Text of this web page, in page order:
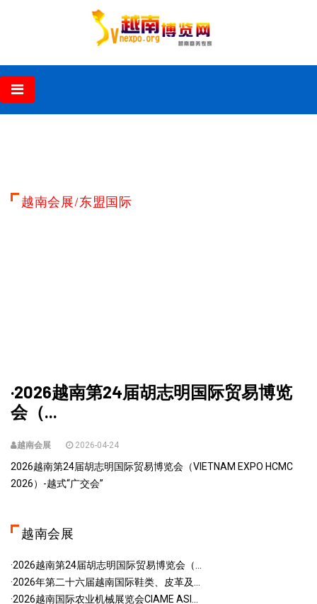
越南会展/东盟国际
·2026越南第24届胡志明国际贸易博览
会（...
越南会展 2026-04-24
2026越南第24届胡志明国际贸易博览会（VIETNAM EXPO HCMC
2026）-越式“广交会”
越南会展
·2026越南第24届胡志明国际贸易博览会（...
·2026年第二十六届越南国际鞋类、皮革及...
·2026越南国际农业机械展览会CIAME ASI...